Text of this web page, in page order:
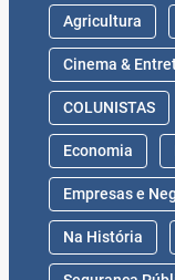
Empresas e
Na História
Segurança
© 2024 Jornal
Todos os